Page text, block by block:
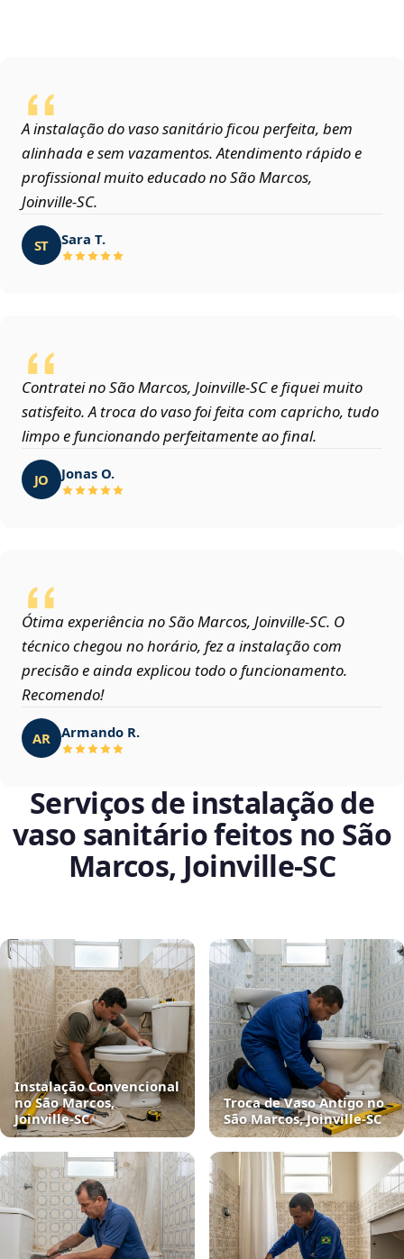
A instalação do vaso sanitário ficou perfeita, bem
alinhada e sem vazamentos. Atendimento rápido e
profissional muito educado no São Marcos,
Joinville‑SC.
ST Sara T.
Contratei no São Marcos, Joinville‑SC e fiquei muito
satisfeito. A troca do vaso foi feita com capricho, tudo
limpo e funcionando perfeitamente ao final.
JO Jonas O.
Ótima experiência no São Marcos, Joinville‑SC. O
técnico chegou no horário, fez a instalação com
precisão e ainda explicou todo o funcionamento.
Recomendo!
AR Armando R.
Serviços de instalação de
vaso sanitário feitos no São
Marcos, Joinville‑SC
Instalação Convencional
no São Marcos,
Joinville‑SC
Troca de Vaso Antigo no
São Marcos, Joinville‑SC